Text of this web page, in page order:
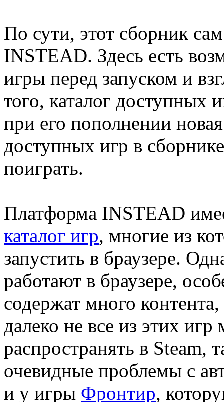
По сути, этот сборник
INSTEAD. Здесь есть
игры перед запуском и
того, каталог доступных
при его пополнении
доступных игр в
поиграть.
Платформа INSTEAD
каталог игр, многие из
запустить в браузере.
работают в браузере,
содержат много
далеко не все из этих
распространять в Steam,
очевидные проблемы с
и у игры Фронтир,